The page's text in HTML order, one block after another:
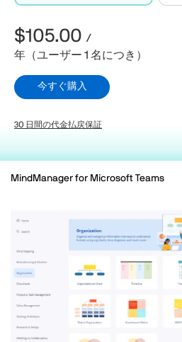
$105.00 /
年（ユーザー 1 名につき）
今すぐ購入
30 日間の代金払戻保証
MindManager for Microsoft Teams